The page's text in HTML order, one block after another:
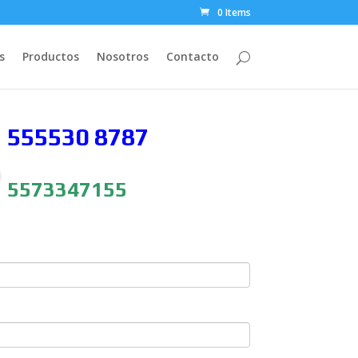
0 Items
Productos Nosotros Contacto
555530 8787
5573347155